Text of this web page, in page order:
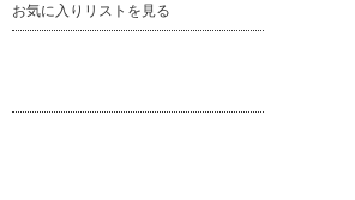
お気に入りリストを見る